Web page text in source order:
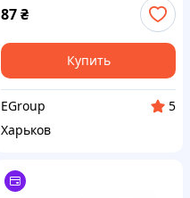
термопластик, белый IP20
87₴
Купить
EGroup
5
Харьков